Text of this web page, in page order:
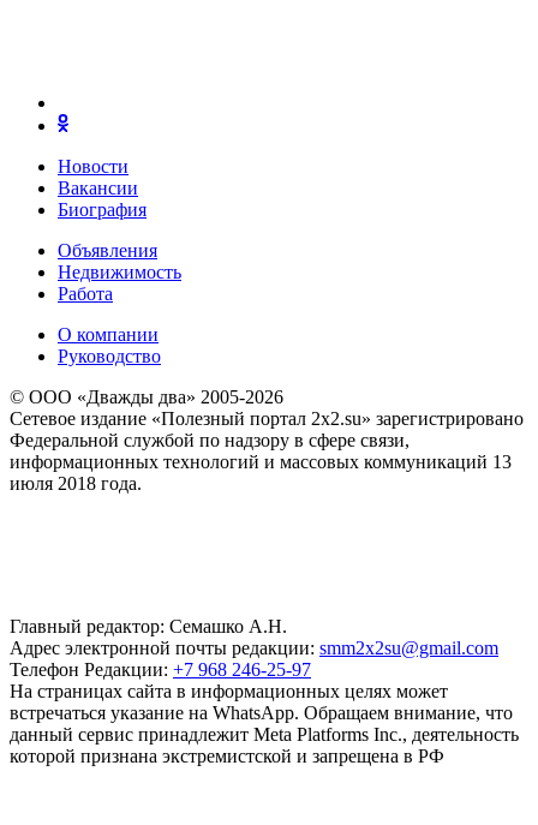
Новости
Вакансии
Биография
Объявления
Недвижимость
Работа
О компании
Руководство
© ООО «Дважды два» 2005-2026
Сетевое издание «Полезный портал 2x2.su» зарегистрировано
Федеральной службой по надзору в сфере связи,
информационных технологий и массовых коммуникаций 13
июля 2018 года.
Главный редактор: Семашко А.Н.
Адрес электронной почты редакции: smm2x2su@gmail.com
Телефон Редакции: +7 968 246-25-97
На страницах сайта в информационных целях может
встречаться указание на WhatsApp. Обращаем внимание, что
данный сервис принадлежит Meta Platforms Inc., деятельность
которой признана экстремистской и запрещена в РФ